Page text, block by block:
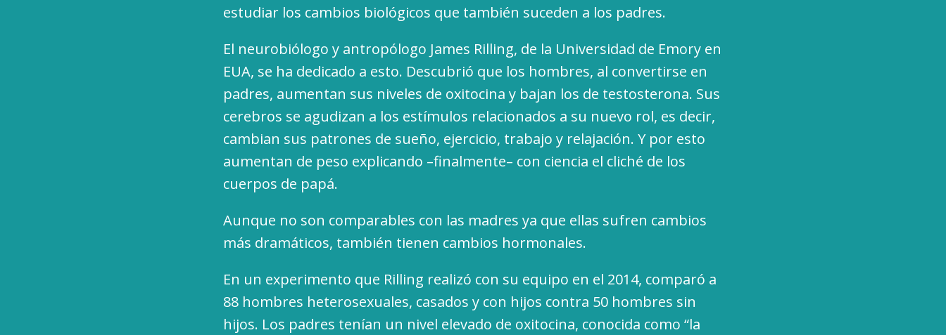
estudiar los cambios biológicos que también suceden a los padres.
El neurobiólogo y antropólogo James Rilling, de la Universidad de Emory en
EUA, se ha dedicado a esto. Descubrió que los hombres, al convertirse en
padres, aumentan sus niveles de oxitocina y bajan los de testosterona. Sus
cerebros se agudizan a los estímulos relacionados a su nuevo rol, es decir,
cambian sus patrones de sueño, ejercicio, trabajo y relajación. Y por esto
aumentan de peso explicando –finalmente– con ciencia el cliché de los
cuerpos de papá.
Aunque no son comparables con las madres ya que ellas sufren cambios
más dramáticos, también tienen cambios hormonales.
En un experimento que Rilling realizó con su equipo en el 2014, comparó a
88 hombres heterosexuales, casados y con hijos contra 50 hombres sin
hijos. Los padres tenían un nivel elevado de oxitocina, conocida como “la